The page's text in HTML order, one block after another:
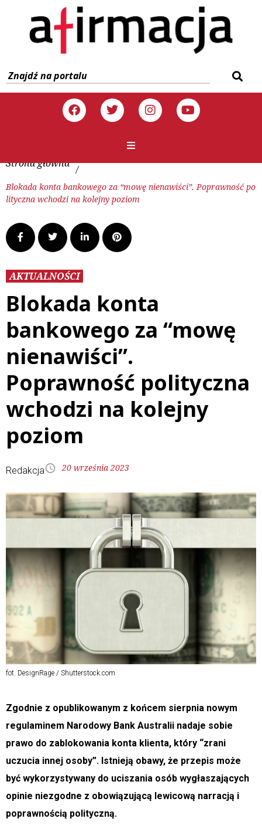
Strona główna /
Blokada konta bankowego za “mowę nienawiści”. Poprawność po
lityczna wchodzi na kolejny poziom
AKTUALNOŚCI
Blokada konta
bankowego za “mowę
nienawiści”.
Poprawność polityczna
wchodzi na kolejny
poziom
Redakcja 20 września 2023
fot. DesignRage / Shutterstock.com
Zgodnie z opublikowanym z końcem sierpnia nowym
regulaminem Narodowy Bank Australii nadaje sobie
prawo do zablokowania konta klienta, który “zrani
uczucia innej osoby”. Istnieją obawy, że przepis może
być wykorzystywany do uciszania osób wygłaszających
opinie niezgodne z obowiązującą lewicową narracją i
poprawnością polityczną.